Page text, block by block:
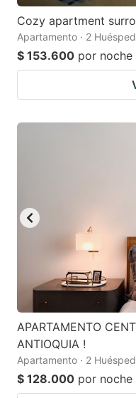
Cozy apartment
Apartamento · 2
$ 153.600 por noche
APARTAMENTO
ANTIOQUIA !
Apartamento · 2
$ 128.000 por noche